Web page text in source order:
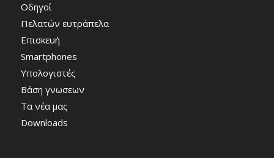
Οδηγοί
Πελατών ευτράπελα
Επισκευή
Smartphones
Υπολογιστές
Bάση γνωσεων
Τα νέα μας
Downloads